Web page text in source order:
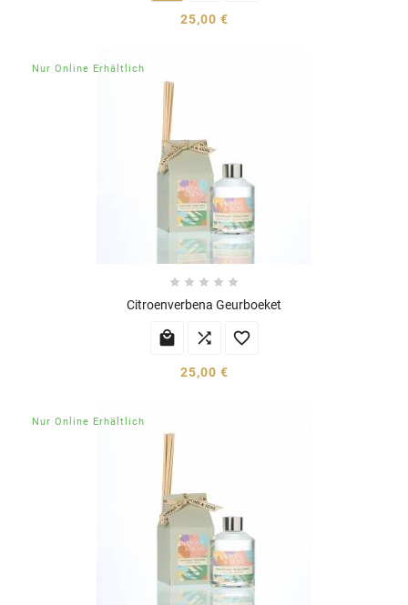
25,00 €
Nur Online Erhältlich
    
Citroenverbena Geurboeket
  
25,00 €
Nur Online Erhältlich